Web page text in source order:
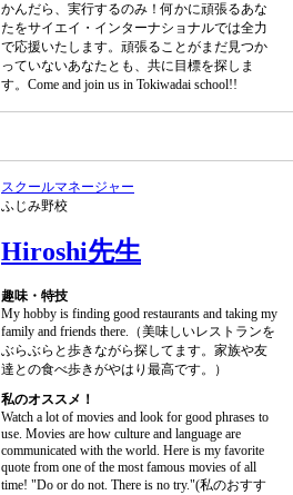
かんだら、実行するのみ！何かに頑張るあな
たをサイエイ・インターナショナルでは全力
で応援いたします。頑張ることがまだ見つか
っていないあなたとも、共に目標を探しま
す。Come and join us in Tokiwadai school!!
スクールマネージャー
ふじみ野校
Hiroshi先生
趣味・特技
My hobby is finding good restaurants and taking my
family and friends there.（美味しいレストランを
ぶらぶらと歩きながら探してます。家族や友
達との食べ歩きがやはり最高です。）
私のオススメ！
Watch a lot of movies and look for good phrases to
use. Movies are how culture and language are
communicated with the world. Here is my favorite
quote from one of the most famous movies of all
time! "Do or do not. There is no try."(私のおすす